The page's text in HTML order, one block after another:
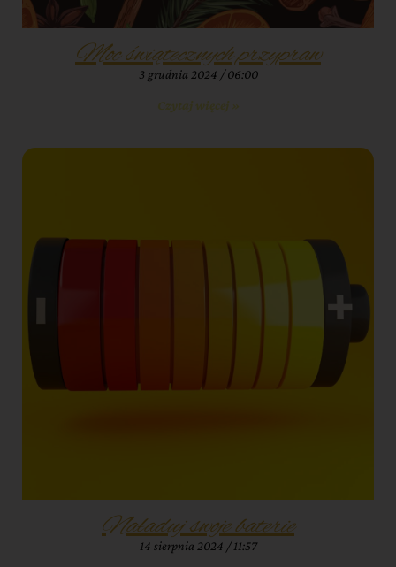
Moc świątecznych przypraw
3 grudnia 2024 06:00
Czytaj więcej »
Naładuj swoje baterie
14 sierpnia 2024 11:57